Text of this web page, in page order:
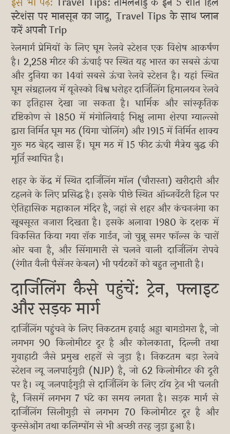
स्टेशंस पर मानसून का जादू, Travel Tips के साथ प्लान
करें अपनी Trip
रेलमार्ग प्रेमियों के लिए घूम रेलवे स्टेशन एक विशेष आकर्षण
है। 2,258 मीटर की ऊंचाई पर स्थित यह भारत का सबसे ऊंचा
और दुनिया का 14वां सबसे ऊंचा रेलवे स्टेशन है। यहां स्थित
घूम संग्रहालय में यूनेस्को विश्व धरोहर दार्जिलिंग हिमालयन रेलवे
का इतिहास देखा जा सकता है। धार्मिक और सांस्कृतिक
दृष्टिकोण से 1850 में मंगोलियाई भिक्षु लामा शेरपा ग्याल्त्सो
द्वारा निर्मित घूम मठ (यिगा चोलिंग) और 1915 में निर्मित शाक्य
गुरु मठ बेहद खास हैं। घूम मठ में 15 फीट ऊंची मैत्रेय बुद्ध की
मूर्ति स्थापित है।
शहर के केंद्र में स्थित दार्जिलिंग मॉल (चौरास्ता) खरीदारी और
टहलने के लिए प्रसिद्ध है। इसके पीछे स्थित ऑब्जर्वेटरी हिल पर
ऐतिहासिक महाकाल मंदिर है, जहां से शहर और कंचनजंगा का
खूबसूरत नजारा दिखता है। इसके अलावा 1980 के दशक में
विकसित किया गया रॉक गार्डन, जो चुन्नू समर फॉल्स के चारों
ओर बना है, और सिंगामारी से चलने वाली दार्जिलिंग रोपवे
(रंगीत वैली पैसेंजर केबल) भी पर्यटकों को बहुत लुभाती है।
दार्जिलिंग कैसे पहुंचें: ट्रेन, फ्लाइट
और सड़क मार्ग
दार्जिलिंग पहुंचने के लिए निकटतम हवाई अड्डा बागडोगरा है, जो
लगभग 90 किलोमीटर दूर है और कोलकाता, दिल्ली तथा
गुवाहाटी जैसे प्रमुख शहरों से जुड़ा है। निकटतम बड़ा रेलवे
स्टेशन न्यू जलपाईगुड़ी (NJP) है, जो 62 किलोमीटर की दूरी
पर है। न्यू जलपाईगुड़ी से दार्जिलिंग के लिए टॉय ट्रेन भी चलती
है, जिसमें लगभग 7 घंटे का समय लगता है। सड़क मार्ग से
दार्जिलिंग सिलीगुड़ी से लगभग 70 किलोमीटर दूर है और
कुरसेओंग तथा कलिम्पोंग से भी अच्छी तरह जुड़ा हुआ है।